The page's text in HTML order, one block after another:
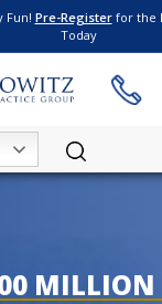
Fun! Pre-Registerfor the
Today
MILLION